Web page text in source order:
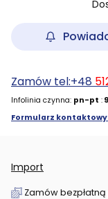
Zamów tel:+48
Infolinia czynna: pn-pt :
Formularz
Import
Zamów